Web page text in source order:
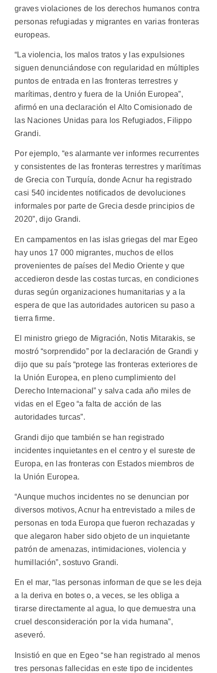
graves violaciones de los derechos humanos contra
personas refugiadas y migrantes en varias fronteras
europeas.
“La violencia, los malos tratos y las expulsiones
siguen denunciándose con regularidad en múltiples
puntos de entrada en las fronteras terrestres y
marítimas, dentro y fuera de la Unión Europea”,
afirmó en una declaración el Alto Comisionado de
las Naciones Unidas para los Refugiados, Filippo
Grandi.
Por ejemplo, “es alarmante ver informes recurrentes
y consistentes de las fronteras terrestres y marítimas
de Grecia con Turquía, donde Acnur ha registrado
casi 540 incidentes notificados de devoluciones
informales por parte de Grecia desde principios de
2020”, dijo Grandi.
En campamentos en las islas griegas del mar Egeo
hay unos 17 000 migrantes, muchos de ellos
provenientes de países del Medio Oriente y que
accedieron desde las costas turcas, en condiciones
duras según organizaciones humanitarias y a la
espera de que las autoridades autoricen su paso a
tierra firme.
El ministro griego de Migración, Notis Mitarakis, se
mostró “sorprendido” por la declaración de Grandi y
dijo que su país “protege las fronteras exteriores de
la Unión Europea, en pleno cumplimiento del
Derecho Internacional” y salva cada año miles de
vidas en el Egeo “a falta de acción de las
autoridades turcas”.
Grandi dijo que también se han registrado
incidentes inquietantes en el centro y el sureste de
Europa, en las fronteras con Estados miembros de
la Unión Europea.
“Aunque muchos incidentes no se denuncian por
diversos motivos, Acnur ha entrevistado a miles de
personas en toda Europa que fueron rechazadas y
que alegaron haber sido objeto de un inquietante
patrón de amenazas, intimidaciones, violencia y
humillación”, sostuvo Grandi.
En el mar, “las personas informan de que se les deja
a la deriva en botes o, a veces, se les obliga a
tirarse directamente al agua, lo que demuestra una
cruel desconsideración por la vida humana”,
aseveró.
Insistió en que en Egeo “se han registrado al menos
tres personas fallecidas en este tipo de incidentes